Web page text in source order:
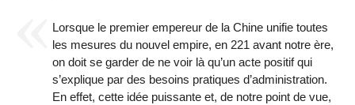
Lorsque le premier empereur de la Chine unifie toutes
les mesures du nouvel empire, en 221 avant notre ère,
on doit se garder de ne voir là qu’un acte positif qui
s’explique par des besoins pratiques d’administration.
En effet, cette idée puissante et, de notre point de vue,